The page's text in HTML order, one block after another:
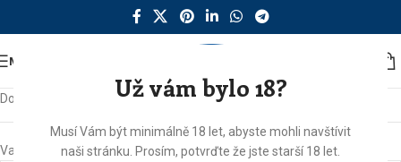
Už vám bylo 18?
Musí Vám být minimálně 18 let, abyste mohli navštívit
naši stránku. Prosím, potvrďte že jste starší 18 let.
MENU
Domů Produkty se štítkem „terina“
Vašemu výběru neodpovídají žádné produkty.